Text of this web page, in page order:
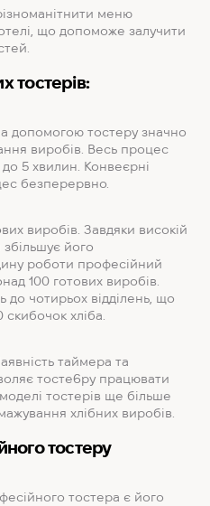
меню
що допоможе залучити
тостерів:
допомогою тостеру значно
виробів. Весь процес
5 хвилин. Конвеєрні
безперервно.
виробів. Завдяки високій
його
роботи професійний
100 готових виробів.
до чотирьох відділень, що
хліба.
таймера та
тосте6ру працювати
тостерів ще більше
хлібних виробів.
тостеру
тостера є його